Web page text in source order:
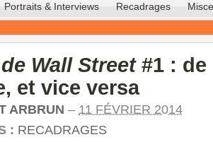
Portraits & Interviews Recadrages
Wall Street#1 : de
et vice versa
ARBRUN – 11 FÉVRIER 2014
: RECADRAGES